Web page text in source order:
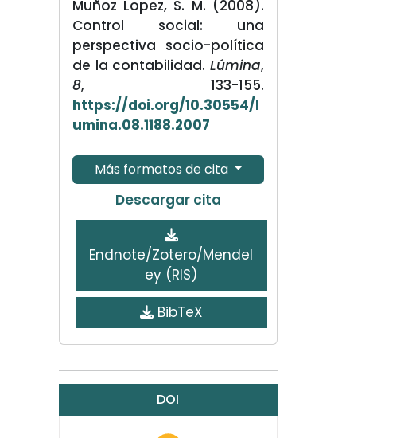
Muñoz Lopez, S. M. (2008).
Control social: una
perspectiva socio-política
de la contabilidad. Lúmina,
8, 133-155.
https://doi.org/10.30554/l
umina.08.1188.2007
Más formatos de cita
Descargar cita
Endnote/Zotero/Mendel
ey (RIS)
BibTeX
DOI